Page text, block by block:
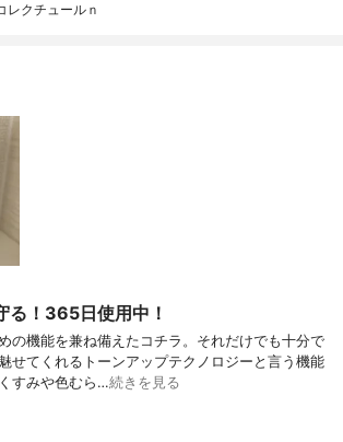
レクチュールｎ
る！365日使用中！
の機能を兼ね備えたコチラ。それだけでも十分で
せてくれるトーンアップテクノロジーと言う機能
すみや色むら…続きを見る